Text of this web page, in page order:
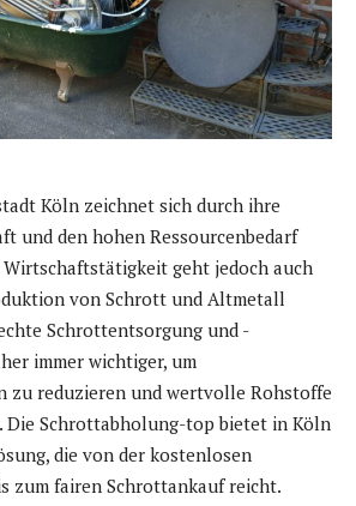
Köln zeichnet sich durch ihre
und den hohen Ressourcenbedarf
geht jedoch auch
von Schrott und Altmetall
Schrottentsorgung und -
immer wichtiger, um
zu reduzieren und wertvolle Rohstoffe
Die Schrottabholung-top bietet in Köln
die von der kostenlosen
zum fairen Schrottankauf reicht.